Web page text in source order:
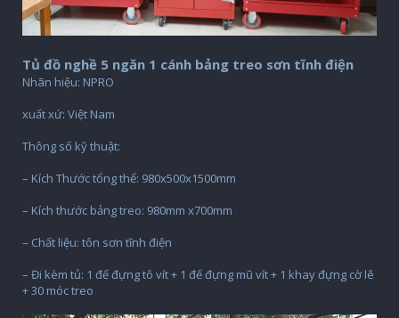
Tủ đồ nghề 5 ngăn 1 cánh bảng treo sơn tĩnh điện
Nhãn hiệu: NPRO
xuất xứ: Việt Nam
Thông số kỹ thuật:
– Kích Thước tổng thể: 980x500x1500mm
– Kích thước bảng treo: 980mm x700mm
– Chất liệu: tôn sơn tĩnh điện
– Đi kèm tủ: 1 đế đựng tô vít + 1 đế đựng mũ vít + 1 khay đựng cờ lê
+ 30 móc treo